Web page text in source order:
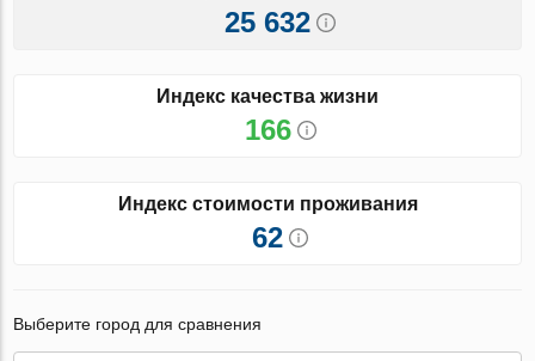
25 632
Индекс качества жизни
166
Индекс стоимости проживания
62
Выберите город для сравнения